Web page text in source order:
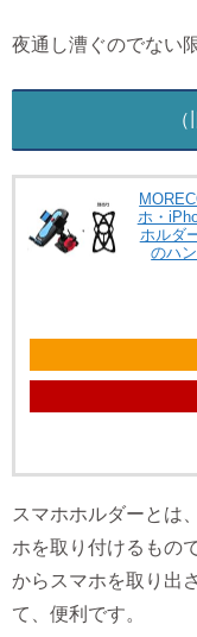
夜通し漕ぐのでない
ホ・
ホルダ
のハ
スマホホルダーとは
ホを取り付けるもの
からスマホを取り出
て、便利です。